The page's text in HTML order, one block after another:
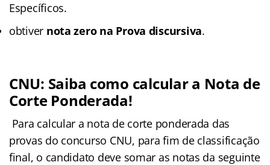
Específicos.
obtiver nota zero na Prova discursiva.
CNU: Saiba como calcular a Nota de
Corte Ponderada!
Para calcular a nota de corte ponderada das
provas do concurso CNU, para fim de classificação
final, o candidato deve somar as notas da seguinte